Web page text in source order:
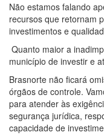
Não estamos falando
recursos que retornam
investimentos e
Quanto maior a
município de investir e
Brasnorte não ficará
órgãos de controle.
para atender às
segurança jurídica,
capacidade de